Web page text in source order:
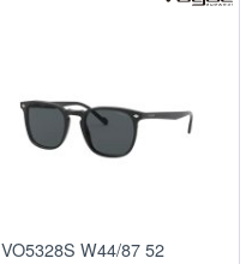
VO5328S W44/87 52